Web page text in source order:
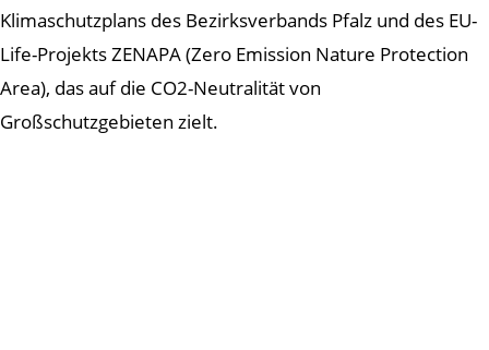
Klimaschutzplans des Bezirksverbands Pfalz und des EU-
Life-Projekts ZENAPA (Zero Emission Nature Protection
Area), das auf die CO2-Neutralität von
Großschutzgebieten zielt.